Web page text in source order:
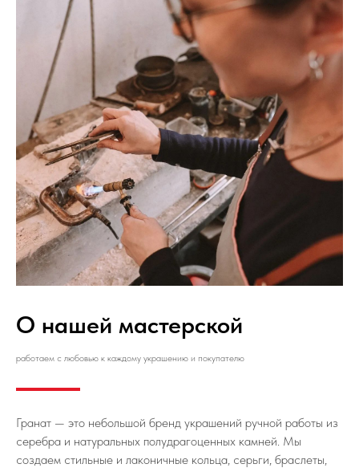
О нашей мастерской
работаем с любовью к каждому украшению и покупателю
Гранат — это небольшой бренд украшений ручной работы из
серебра и натуральных полудрагоценных камней. Мы
создаем стильные и лаконичные кольца, серьги, браслеты,